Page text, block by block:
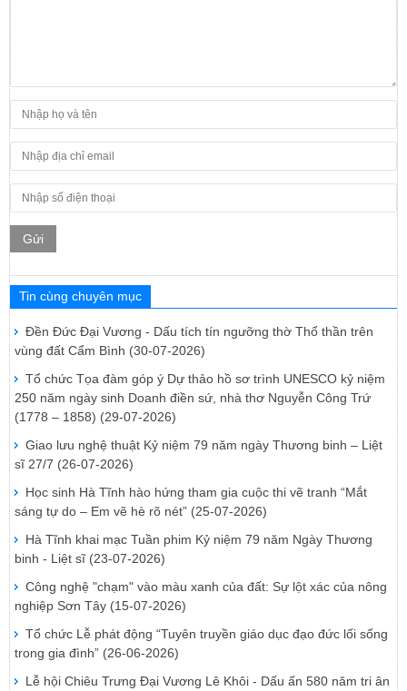
Gửi
Tin cùng chuyên mục
Đền Đức Đại Vương - Dấu tích tín ngưỡng thờ Thổ thần trên
vùng đất Cẩm Bình (30-07-2026)
Tổ chức Tọa đàm góp ý Dự thảo hồ sơ trình UNESCO kỷ niệm
250 năm ngày sinh Doanh điền sứ, nhà thơ Nguyễn Công Trứ
(1778 – 1858) (29-07-2026)
Giao lưu nghệ thuật Kỷ niệm 79 năm ngày Thương binh – Liệt
sĩ 27/7 (26-07-2026)
Học sinh Hà Tĩnh hào hứng tham gia cuộc thi vẽ tranh “Mắt
sáng tự do – Em vẽ hè rõ nét” (25-07-2026)
Hà Tĩnh khai mạc Tuần phim Kỷ niệm 79 năm Ngày Thương
binh - Liệt sĩ (23-07-2026)
Công nghệ "chạm" vào màu xanh của đất: Sự lột xác của nông
nghiệp Sơn Tây (15-07-2026)
Tổ chức Lễ phát động “Tuyên truyền giáo dục đạo đức lối sống
trong gia đình” (26-06-2026)
Lễ hội Chiêu Trưng Đại Vương Lê Khôi - Dấu ấn 580 năm tri ân